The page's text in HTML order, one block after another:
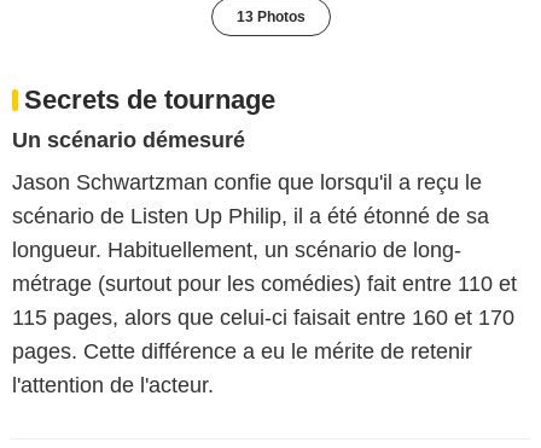
13 Photos
Secrets de tournage
Un scénario démesuré
Jason Schwartzman confie que lorsqu'il a reçu le
scénario de Listen Up Philip, il a été étonné de sa
longueur. Habituellement, un scénario de long-
métrage (surtout pour les comédies) fait entre 110 et
115 pages, alors que celui-ci faisait entre 160 et 170
pages. Cette différence a eu le mérite de retenir
l'attention de l'acteur.